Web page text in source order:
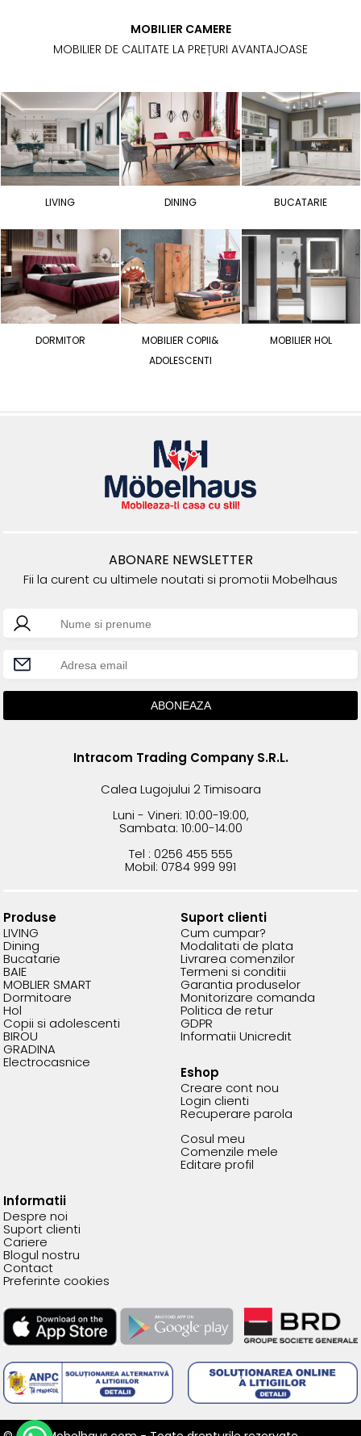
MOBILIER CAMERE
MOBILIER DE CALITATE LA PREȚURI AVANTAJOASE
LIVING DINING BUCATARIE
DORMITOR
MOBILIER COPII&
ADOLESCENTI
MOBILIER HOL
ABONARE NEWSLETTER
Fii la curent cu ultimele noutati si promotii Mobelhaus
Intracom Trading Company S.R.L.
Calea Lugojului 2 Timisoara
Luni - Vineri: 10:00-19:00,
Sambata: 10:00-14:00
Tel : 0256 455 555
Mobil: 0784 999 991
Produse
LIVING
Dining
Bucatarie
BAIE
MOBLIER SMART
Dormitoare
Hol
Copii si adolescenti
BIROU
GRADINA
Electrocasnice
Suport clienti
Cum cumpar?
Modalitati de plata
Livrarea comenzilor
Termeni si conditii
Garantia produselor
Monitorizare comanda
Politica de retur
GDPR
Informatii Unicredit
Eshop
Creare cont nou
Login clienti
Recuperare parola
Cosul meu
Comenzile mele
Editare profil
Informatii
Despre noi
Suport clienti
Cariere
Blogul nostru
Contact
Preferinte cookies